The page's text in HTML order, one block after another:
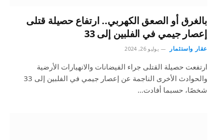
بالغرق أو الصعق الكهربي.. ارتفاع حصيلة قتلى
إعصار جيمي في الفلبين إلى 33
عقار واستثمار يوليو 26, 2024
ارتفعت حصيلة القتلى جراء الفيضانات والانهيارات الأرضية
والحوادث الأخرى الناجمة عن إعصار جيمي في الفلبين إلى 33
شخصًا، حسبما أفادت…